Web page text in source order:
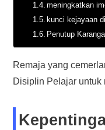
meningkatkan
kunci kejayaan
Penutup
Remaja yang
Disiplin Pelajar untuk